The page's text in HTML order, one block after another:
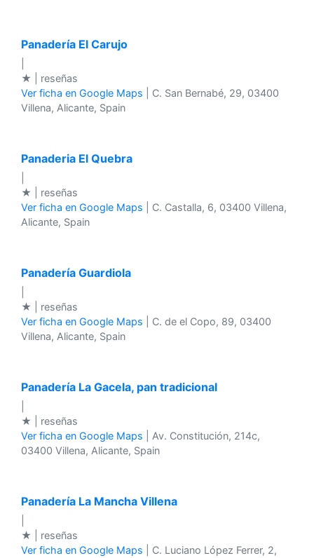
Panadería El Carujo
★ | reseñas
Ver ficha en Google Maps | C. San Bernabé, 29, 03400
Villena, Alicante, Spain
Panaderia El Quebra
★ | reseñas
Ver ficha en Google Maps | C. Castalla, 6, 03400 Villena,
Alicante, Spain
Panadería Guardiola
★ | reseñas
Ver ficha en Google Maps | C. de el Copo, 89, 03400
Villena, Alicante, Spain
Panadería La Gacela, pan tradicional
★ | reseñas
Ver ficha en Google Maps | Av. Constitución, 214c,
03400 Villena, Alicante, Spain
Panadería La Mancha Villena
★ | reseñas
Ver ficha en Google Maps | C. Luciano López Ferrer, 2,